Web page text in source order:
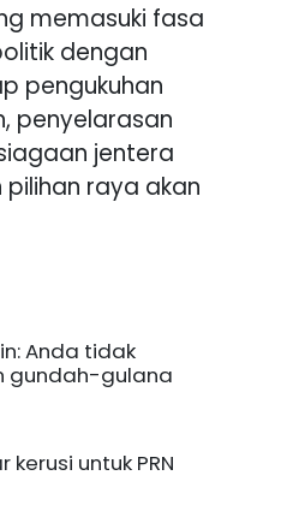
memasuki fasa
dengan
pengukuhan
penyelarasan
jentera
raya akan
Anda tidak
gundah-gulana
untuk PRN